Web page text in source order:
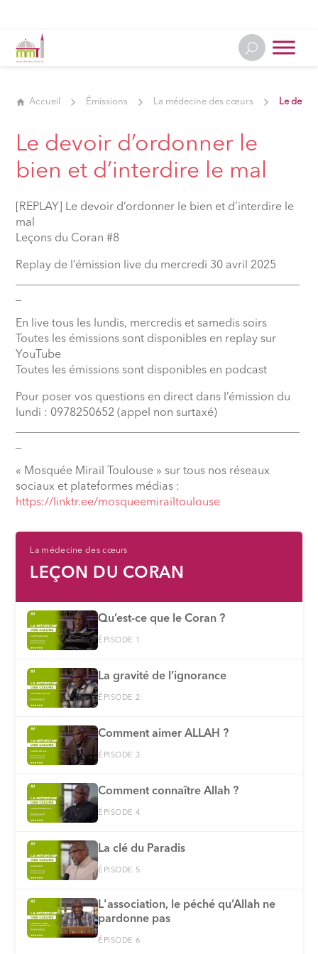
Accueil Émissions La médecine des cœurs Le
Le devoir d’ordonner le
bien et d’interdire le mal
[REPLAY] Le devoir d’ordonner le bien et d’interdire le
mal
Leçons du Coran #8
Replay de l’émission live du mercredi 30 avril 2025
En live tous les lundis, mercredis et samedis soirs
Toutes les émissions sont disponibles en replay sur
YouTube
Toutes les émissions sont disponibles en podcast
Pour poser vos questions en direct dans l’émission du
lundi : 0978250652 (appel non surtaxé)
« Mosquée Mirail Toulouse » sur tous nos réseaux
sociaux et plateformes médias :
⁠https://linktr.ee/mosqueemirailtoulouse
La médecine des cœurs
LEÇON DU CORAN
Qu’est-ce que le Coran ?
ÉPISODE 1
La gravité de l’ignorance
ÉPISODE 2
Comment aimer ALLAH ?
ÉPISODE 3
Comment connaître Allah ?
ÉPISODE 4
La clé du Paradis
ÉPISODE 5
L'association, le péché qu’Allah ne
pardonne pas
ÉPISODE 6